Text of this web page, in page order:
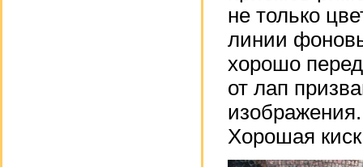
не только
линии
хорошо
от лап
изображения.
Хорошая